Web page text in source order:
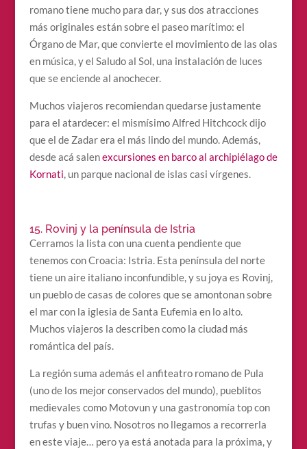
romano tiene mucho para dar, y sus dos atracciones
más originales están sobre el paseo marítimo: el
Órgano de Mar, que convierte el movimiento de las olas
en música, y el Saludo al Sol, una instalación de luces
que se enciende al anochecer.
Muchos viajeros recomiendan quedarse justamente
para el atardecer: el mismísimo Alfred Hitchcock dijo
que el de Zadar era el más lindo del mundo. Además,
desde acá salenexcursiones en barco al archipiélago de
Kornati, un parque nacional de islas casi vírgenes.
15. Rovinj y la península de Istria
Cerramos la lista con una cuenta pendiente que
tenemos con Croacia: Istria. Esta península del norte
tiene un aire italiano inconfundible, y su joya es Rovinj,
un pueblo de casas de colores que se amontonan sobre
el mar con la iglesia de Santa Eufemia en lo alto.
Muchos viajeros la describen como la ciudad más
romántica del país.
La región suma además el anfiteatro romano de Pula
(uno de los mejor conservados del mundo), pueblitos
medievales como Motovun y una gastronomía top con
trufas y buen vino. Nosotros no llegamos a recorrerla
en este viaje… pero ya está anotada para la próxima, y